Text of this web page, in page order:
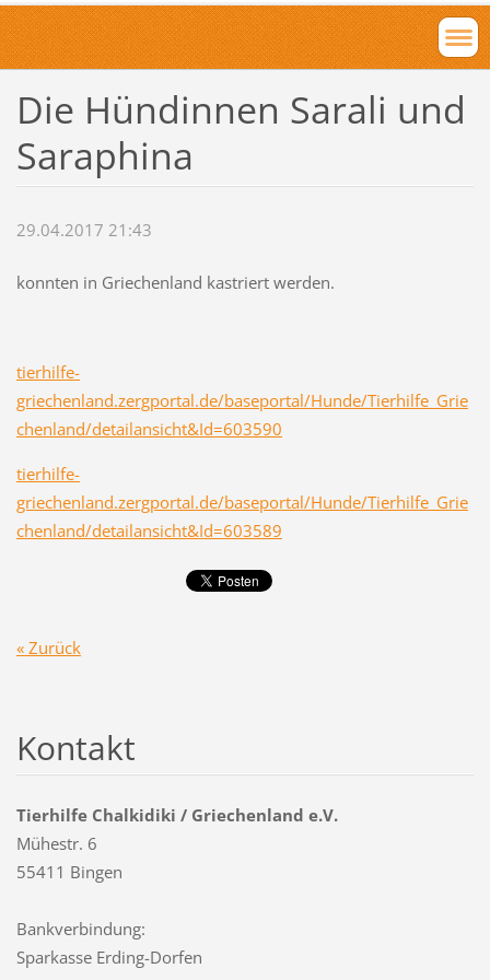
Die Hündinnen Sarali und
Saraphina
29.04.2017 21:43
konnten in Griechenland kastriert werden.
tierhilfe-
griechenland.zergportal.de/baseportal/Hunde/Tierhilfe_Grie
chenland/detailansicht&Id=603590
tierhilfe-
griechenland.zergportal.de/baseportal/Hunde/Tierhilfe_Grie
chenland/detailansicht&Id=603589
« Zurück
Kontakt
Tierhilfe Chalkidiki / Griechenland e.V.
Mühestr. 6
55411 Bingen
Bankverbindung:
Sparkasse Erding-Dorfen